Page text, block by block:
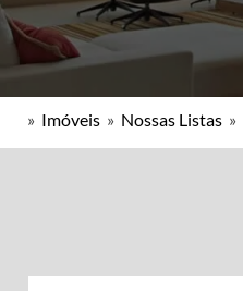
» Imóveis » Nossas Listas »